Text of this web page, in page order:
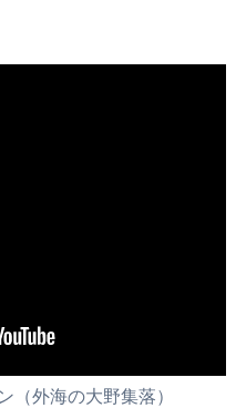
（外海の大野集落）